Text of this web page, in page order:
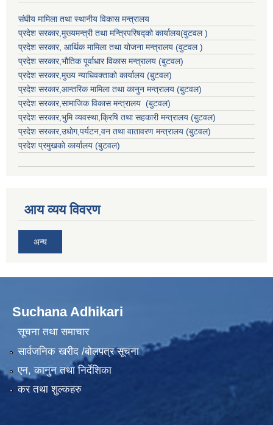
संघीय मामिला तथा स्थानीय विकास मन्त्रालय
प्रदेश सरकार,मुख्यमन्त्री तथा मन्त्रिपरिषद्को कार्यालय(वुटवल )
प्रदेश सरकार, आर्थिक मामिला तथा योजना मन्त्रालय (वुटवल )
प्रदेश सरकार,भाैतिक पूर्वाधार विकास मन्त्रालय (बुटवल)
प्रदेश सरकार,मुख्य न्याधिवक्ताकाे कार्यालय (बुटवल)
प्रदेश सरकार,आन्तरिक मामिला तथा कानुन मन्त्रालय (बुटवल)
प्रदेश सरकार,सामाजिक विकास मन्त्रालय (बुटवल)
प्रदेश सरकार,भुमि व्यवस्था,क्रिषि तथा सहकारी मन्त्रालय (बुटवल)
प्रदेश सरकार,उधाेग,पर्यटन,वन तथा वातावरण मन्त्रालय (बुटवल)
प्रदेश प्रमुखकाे कार्यालय (बुटवल)
आय व्यय विवरण
अन्य
Suchana Adhikari
सूचना तथा समाचार
सार्वजनिक खरीद /बोलपत्र सूचना
एन, कानुन तथा निर्देशिका
कर तथा शुल्कहरु